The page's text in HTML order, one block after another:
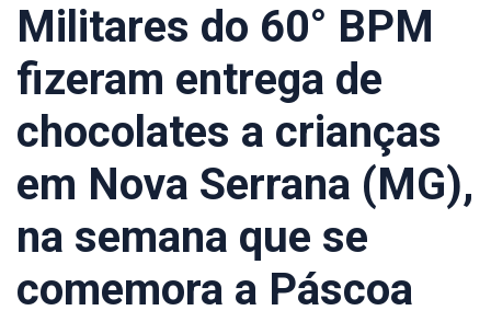
Militares do 60° BPM
fizeram entrega de
chocolates a crianças
em Nova Serrana (MG),
na semana que se
comemora a Páscoa